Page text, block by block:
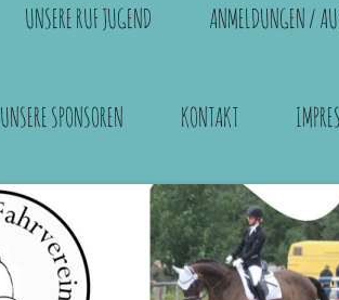
UNSERE RUF JUGEND ANMELDUNGEN /
UNSERE SPONSOREN KONTAKT